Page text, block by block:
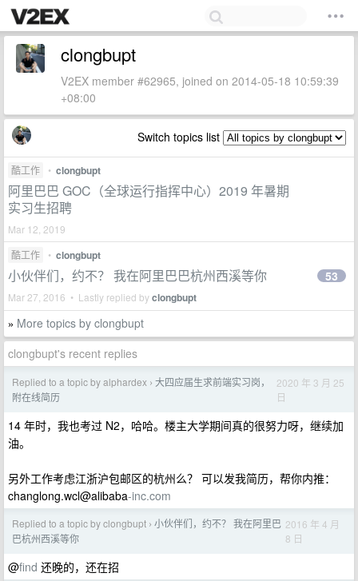
clongbupt
V2EX member #62965, joined on 2014-05-18 10:59:39
+08:00
Switch topics list
酷工作 • clongbupt
阿里巴巴 GOC（全球运行指挥中心）2019 年暑期
实习生招聘
Mar 12, 2019
酷工作
• clongbupt
小伙伴们，约不？ 我在阿里巴巴杭州西溪等你
Mar 27, 2016 • Lastly replied byclongbupt
53
» More topics by clongbupt
clongbupt's recent replies
Replied to a topic by alphardex › 大四应届生求前端实习岗，
附在线简历
2020 年 3 月 25
日
14 年时，我也考过 N2，哈哈。楼主大学期间真的很努力呀，继续加
油。
另外工作考虑江浙沪包邮区的杭州么？ 可以发我简历，帮你内推：
changlong.wcl@alibaba-inc.com
Replied to a topic by clongbupt › 小伙伴们，约不？ 我在阿里巴
巴杭州西溪等你
2016 年 4 月
8 日
@find 还晚的，还在招